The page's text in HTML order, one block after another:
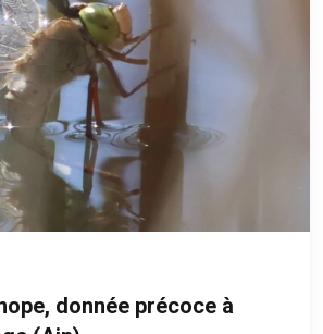
donnée précoce à